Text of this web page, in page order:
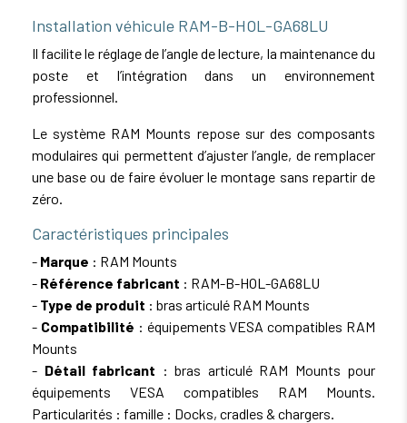
Installation véhicule RAM-B-HOL-GA68LU
Il facilite le réglage de l’angle de lecture, la maintenance du
poste et l’intégration dans un environnement
professionnel.
Le système RAM Mounts repose sur des composants
modulaires qui permettent d’ajuster l’angle, de remplacer
une base ou de faire évoluer le montage sans repartir de
zéro.
Caractéristiques principales
- Marque : RAM Mounts
- Référence fabricant : RAM-B-HOL-GA68LU
- Type de produit : bras articulé RAM Mounts
- Compatibilité : équipements VESA compatibles RAM
Mounts
- Détail fabricant : bras articulé RAM Mounts pour
équipements VESA compatibles RAM Mounts.
Particularités : famille : Docks, cradles & chargers.